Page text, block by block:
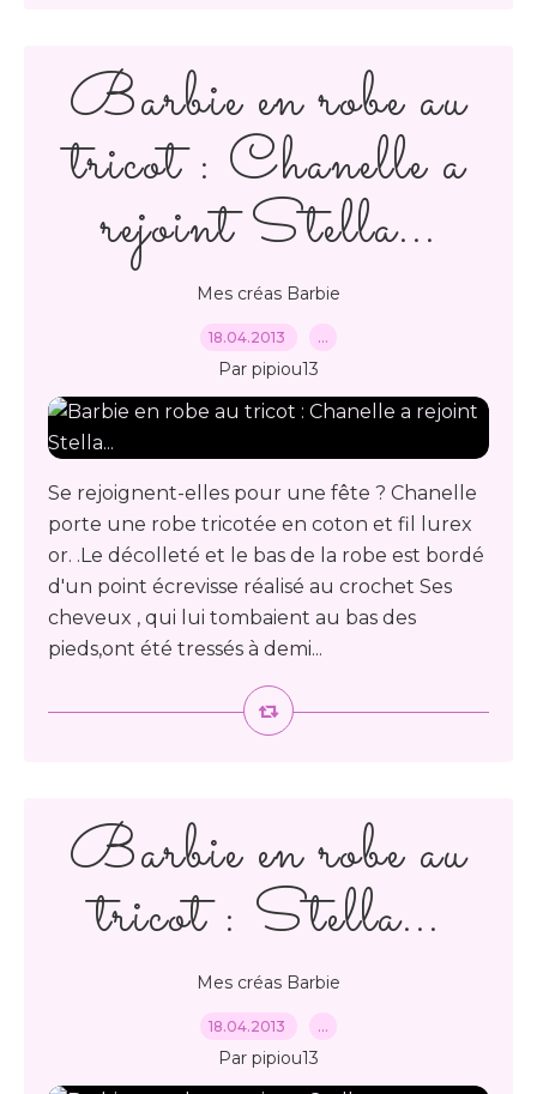
Barbie en robe au
tricot : Chanelle a
rejoint Stella...
Mes créas Barbie
18.04.2013 …
Par pipiou13
Se rejoignent-elles pour une fête ? Chanelle
porte une robe tricotée en coton et fil lurex
or. .Le décolleté et le bas de la robe est bordé
d'un point écrevisse réalisé au crochet Ses
cheveux , qui lui tombaient au bas des
pieds,ont été tressés à demi...
Barbie en robe au
tricot : Stella...
Mes créas Barbie
18.04.2013 …
Par pipiou13